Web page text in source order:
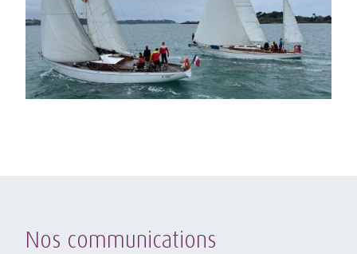
Nos communications